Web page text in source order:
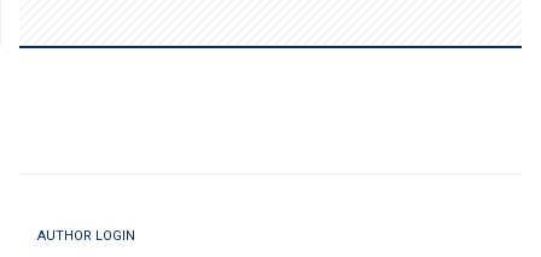
AUTHOR LOGIN